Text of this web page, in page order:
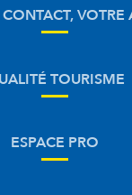
VOTRE
TOURISME
ESPACE PRO